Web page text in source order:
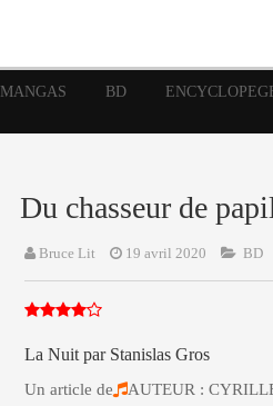
MANGAS BD
Du chasseur de
Bruce Lit 19 avril 2020 BD
La Nuit par Stanislas Gros
Un article de AUTEUR :